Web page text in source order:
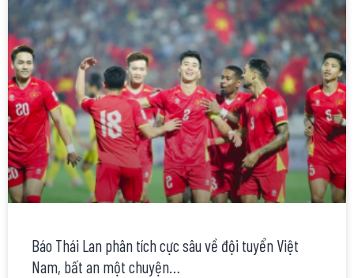
Báo Thái Lan phân tích cực sâu về đội tuyển Việt
Nam, bất an một chuyện…